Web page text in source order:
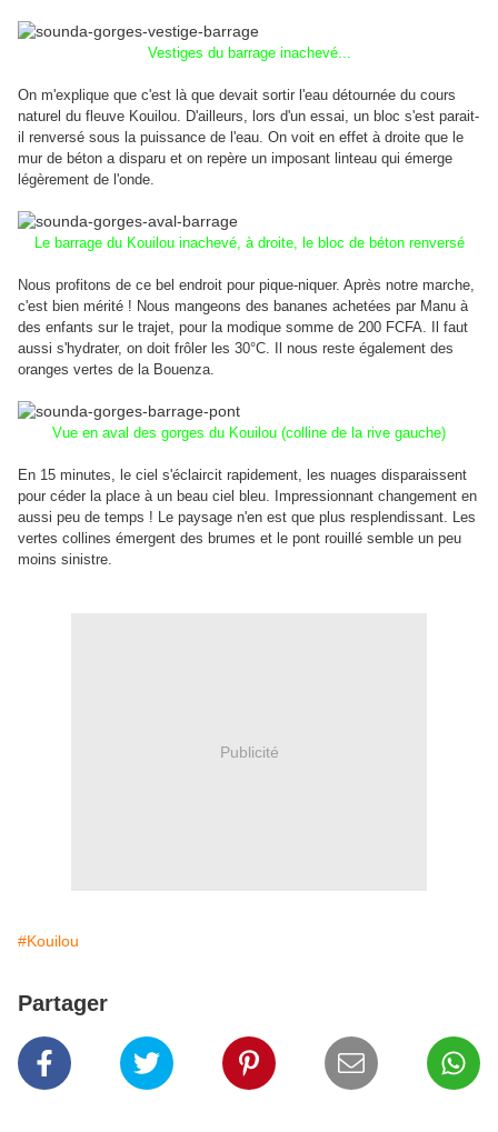
Vestiges du barrage inachevé...
On m'explique que c'est là que devait sortir l'eau détournée du cours
naturel du fleuve Kouilou. D'ailleurs, lors d'un essai, un bloc s'est parait-
il renversé sous la puissance de l'eau. On voit en effet à droite que le
mur de béton a disparu et on repère un imposant linteau qui émerge
légèrement de l'onde.
Le barrage du Kouilou inachevé, à droite, le bloc de béton renversé
Nous profitons de ce bel endroit pour pique-niquer. Après notre marche,
c'est bien mérité ! Nous mangeons des bananes achetées par Manu à
des enfants sur le trajet, pour la modique somme de 200 FCFA. Il faut
aussi s'hydrater, on doit frôler les 30°C. Il nous reste également des
oranges vertes de la Bouenza.
Vue en aval des gorges du Kouilou (colline de la rive gauche)
En 15 minutes, le ciel s'éclaircit rapidement, les nuages disparaissent
pour céder la place à un beau ciel bleu. Impressionnant changement en
aussi peu de temps ! Le paysage n'en est que plus resplendissant. Les
vertes collines émergent des brumes et le pont rouillé semble un peu
moins sinistre.
Publicité
#Kouilou
Partager